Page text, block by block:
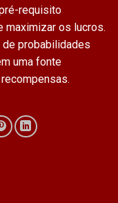
requisito
maximizar os lucros.
probabilidades
uma fonte